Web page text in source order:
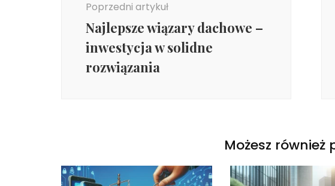
Poprzedni artykuł
Najlepsze wiązary dachowe –
inwestycja w solidne
rozwiązania
Możesz również